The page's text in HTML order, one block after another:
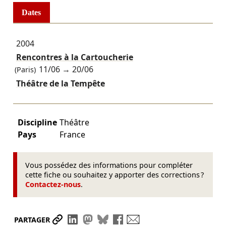
Dates
2004
Rencontres à la Cartoucherie
(Paris) 11/06 →20/06
Théâtre de la Tempête
Discipline Théâtre
Pays
France
Vous possédez des informations pour compléter
cette fiche ou souhaitez y apporter des corrections ?
Contactez-nous.
PARTAGER Partager le lien
Partager sur LinkedIn
Partager sur Mastodon
Partager sur Bluesky
Partager sur Facebook